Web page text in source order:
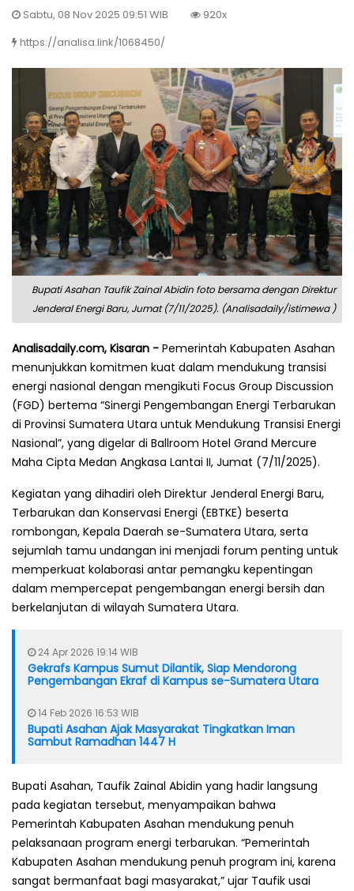
Sabtu, 08 Nov 2025 09:51 WIB
920x
https://analisa.link/1068450/
Bupati Asahan Taufik Zainal Abidin foto bersama dengan Direktur
Jenderal Energi Baru, Jumat (7/11/2025). (Analisadaily/istimewa )
Analisadaily.com, Kisaran - Pemerintah Kabupaten Asahan
menunjukkan komitmen kuat dalam mendukung transisi
energi nasional dengan mengikuti Focus Group Discussion
(FGD) bertema “Sinergi Pengembangan Energi Terbarukan
di Provinsi Sumatera Utara untuk Mendukung Transisi Energi
Nasional”, yang digelar di Ballroom Hotel Grand Mercure
Maha Cipta Medan Angkasa Lantai II, Jumat (7/11/2025).
Kegiatan yang dihadiri oleh Direktur Jenderal Energi Baru,
Terbarukan dan Konservasi Energi (EBTKE) beserta
rombongan, Kepala Daerah se-Sumatera Utara, serta
sejumlah tamu undangan ini menjadi forum penting untuk
memperkuat kolaborasi antar pemangku kepentingan
dalam mempercepat pengembangan energi bersih dan
berkelanjutan di wilayah Sumatera Utara.
24 Apr 2026 19:14 WIB
Gekrafs Kampus Sumut Dilantik, Siap Mendorong
Pengembangan Ekraf di Kampus se-Sumatera Utara
14 Feb 2026 16:53 WIB
Bupati Asahan Ajak Masyarakat Tingkatkan Iman
Sambut Ramadhan 1447 H
Bupati Asahan, Taufik Zainal Abidin yang hadir langsung
pada kegiatan tersebut, menyampaikan bahwa
Pemerintah Kabupaten Asahan mendukung penuh
pelaksanaan program energi terbarukan. “Pemerintah
Kabupaten Asahan mendukung penuh program ini, karena
sangat bermanfaat bagi masyarakat,” ujar Taufik usai